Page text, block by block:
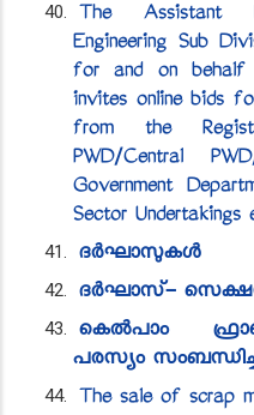
The Assistant
Engineering Sub
for and on
invites online bids
from the
PWD/Central
Government
Sector Undertakings
ദർഘാസുകൾ
ദർഘാസ്-
കെൽപാം
പരസ്യം
The sale of scrap